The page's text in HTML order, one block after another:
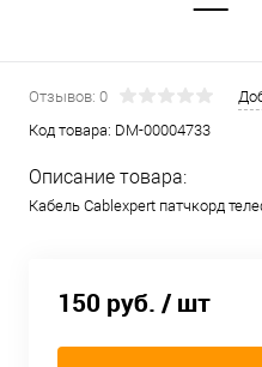
Отзывов: 0
Код товара: DM-00004733
Описание товара:
Кабель Cablexpert патчкорд
150 руб. / шт